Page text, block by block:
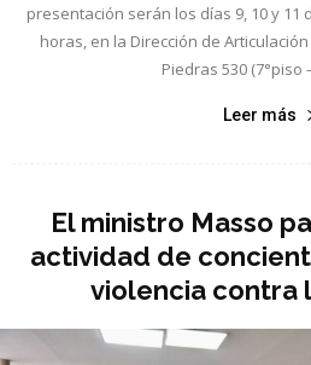
presentación serán los días 9, 10 y 11
horas, en la Dirección de
Piedras 530 (7°piso
Leer más
El ministro Masso
actividad de
violencia contra